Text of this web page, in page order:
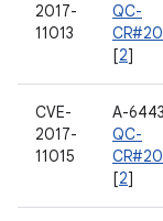
2017-
11013
QC-
[2]
CVE-
2017-
11015
A-
QC-
[2]